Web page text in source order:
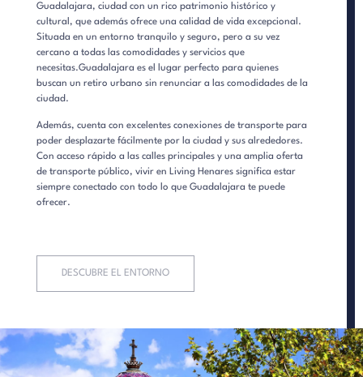
Guadalajara, ciudad con un rico patrimonio histórico y
cultural, que además ofrece una calidad de vida excepcional.
Situada en un entorno tranquilo y seguro, pero a su vez
cercano a todas las comodidades y servicios que
necesitas.Guadalajara es el lugar perfecto para quienes
buscan un retiro urbano sin renunciar a las comodidades de la
ciudad.
Además, cuenta con excelentes conexiones de transporte para
poder desplazarte fácilmente por la ciudad y sus alrededores.
Con acceso rápido a las calles principales y una amplia oferta
de transporte público, vivir en Living Henares significa estar
siempre conectado con todo lo que Guadalajara te puede
ofrecer.
DESCUBRE EL ENTORNO